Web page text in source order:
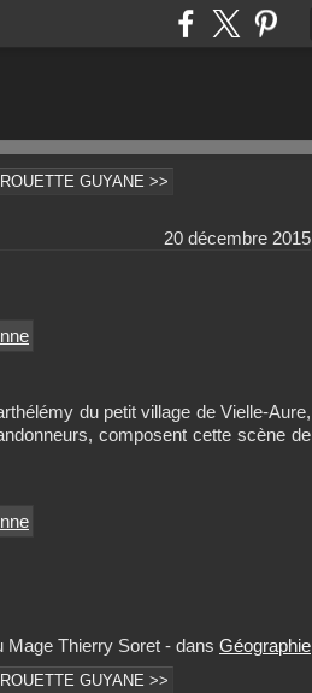
GUYANE >>
20 décembre 2015
du petit village de Vielle-Aure,
composent cette scène de
Mage Thierry Soret - dans Géographie
GUYANE >>